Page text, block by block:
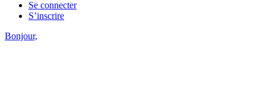
Se connecter
S’inscrire
Bonjour,